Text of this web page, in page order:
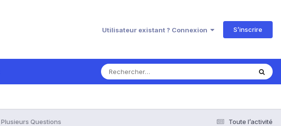
Utilisateur existant ? Connexion S’inscrire
Toute l’activité
Plusieurs Questions